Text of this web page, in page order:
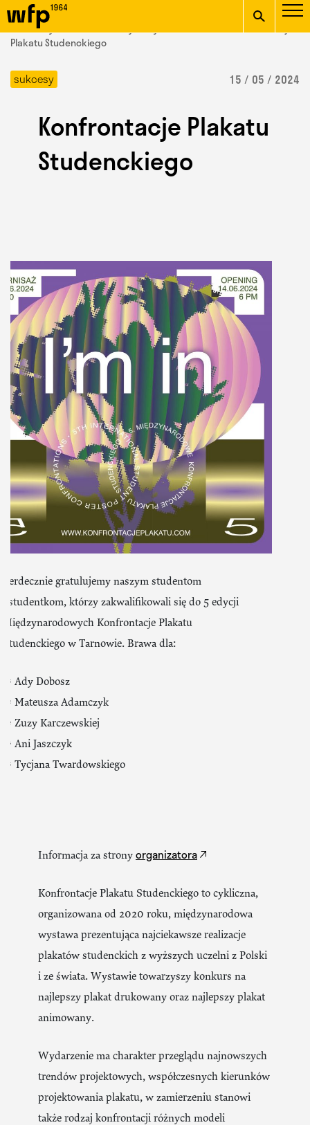
Oficjalna witryna
Wydziału Form
Przemysłowych ASP w
Krakowie
wpisz szukaną frazę
/ Wydział Form Przemysłowych /
Plakatu Studenckiego
sukcesy 15 / 05 / 2024
Konfrontacje Plakatu
Studenckiego
Serdecznie gratulujemy naszym studentom
i studentkom, którzy zakwalifikowali się do 5 edycji
Międzynarodowych Konfrontacje Plakatu
Studenckiego w Tarnowie. Brawa dla:
✺ Ady Dobosz
✺ Mateusza Adamczyk
✺ Zuzy Karczewskiej
✺ Ani Jaszczyk
✺ Tycjana Twardowskiego
Informacja za strony organizatora
Konfrontacje Plakatu Studenckiego to cykliczna,
organizowana od 2020 roku, międzynarodowa
wystawa prezentująca najciekawsze realizacje
plakatów studenckich z wyższych uczelni z Polski
i ze świata. Wystawie towarzyszy konkurs na
najlepszy plakat drukowany oraz najlepszy plakat
animowany.
Wydarzenie ma charakter przeglądu najnowszych
trendów projektowych, współczesnych kierunków
projektowania plakatu, w zamierzeniu stanowi
także rodzaj konfrontacji różnych modeli